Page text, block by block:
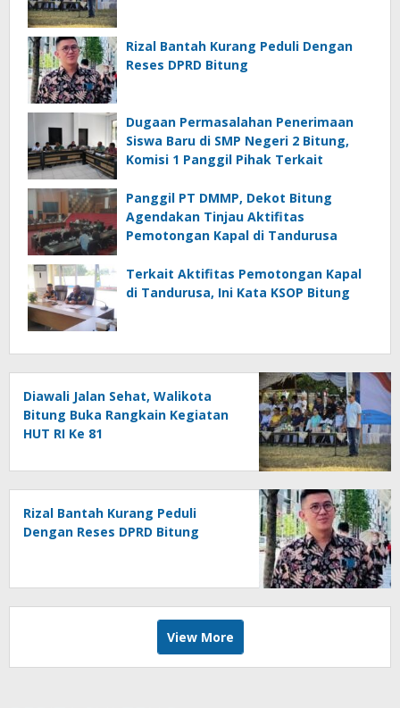
Rizal Bantah Kurang Peduli Dengan
Reses DPRD Bitung
Dugaan Permasalahan Penerimaan
Siswa Baru di SMP Negeri 2 Bitung,
Komisi 1 Panggil Pihak Terkait
Panggil PT DMMP, Dekot Bitung
Agendakan Tinjau Aktifitas
Pemotongan Kapal di Tandurusa
Terkait Aktifitas Pemotongan Kapal
di Tandurusa, Ini Kata KSOP Bitung
Diawali Jalan Sehat, Walikota
Bitung Buka Rangkain Kegiatan
HUT RI Ke 81
Rizal Bantah Kurang Peduli
Dengan Reses DPRD Bitung
View More